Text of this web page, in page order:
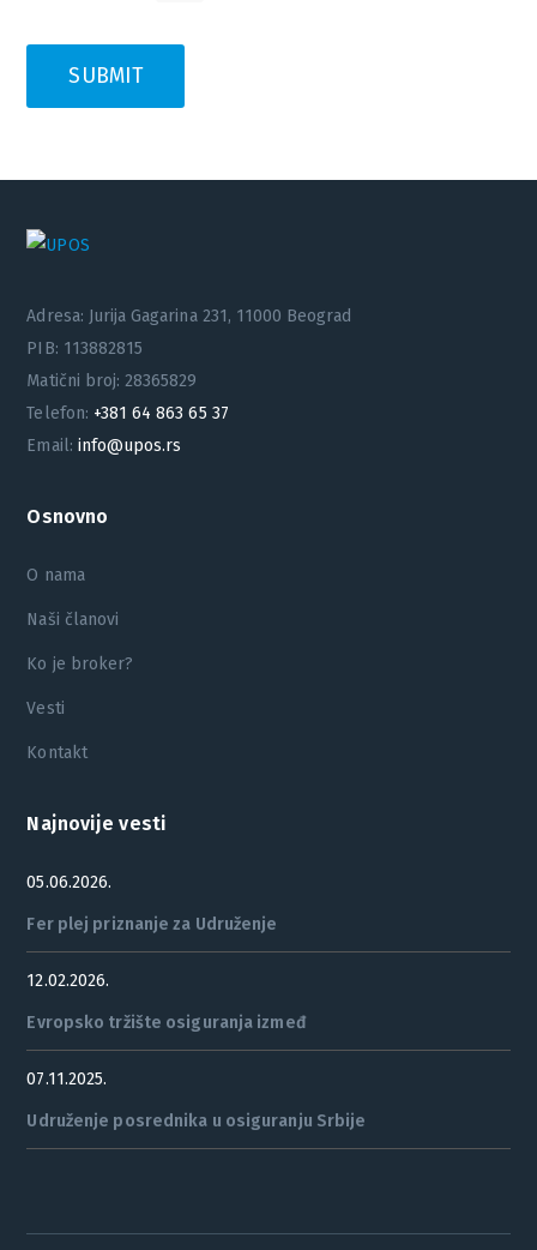
Adresa: Jurija Gagarina 231, 11000 Beograd
PIB: 113882815
Matični broj: 28365829
Telefon: +381 64 863 65 37
Email: info@upos.rs
Osnovno
O nama
Naši članovi
Ko je broker?
Vesti
Kontakt
Najnovije vesti
05.06.2026.
Fer plej priznanje za Udruženje
12.02.2026.
Evropsko tržište osiguranja izmeđ
07.11.2025.
Udruženje posrednika u osiguranju Srbije